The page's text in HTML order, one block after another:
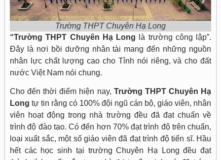
Trường THPT Chuyên Hạ Long
“Trường THPT Chuyên Hạ Long
là trường công lập”.
Đây là nơi bồi dưỡng nhân tài mang đến những nguồn
nhân lực chất lượng cao cho Tỉnh nói riêng, và cho đất
nước Việt Nam nói chung.
Cho đến thời điểm hiện nay, Trường THPT Chuyên Hạ
Long tự tin rằng có 100% đội ngũ cán bộ, giáo viên, nhân
viên hoạt động trong nhà trường đều đã đạt chuẩn về
trình độ đào tạo. Có đến hơn 70% đạt trình độ trên chuẩn,
loại xuất sắc, một số giáo viên đã đạt trình độ tiến sĩ. Hầu
hết các học sinh tại trường Chuyên Hạ Long đều đạt